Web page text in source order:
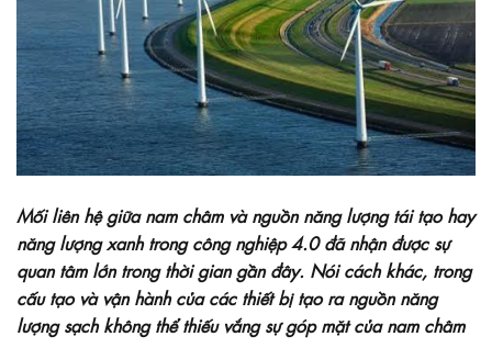
Mối liên hệ giữa nam châm và nguồn năng lượng tái tạo hay
năng lượng xanh trong công nghiệp 4.0 đã nhận được sự
quan tâm lớn trong thời gian gần đây. Nói cách khác, trong
cấu tạo và vận hành của các thiết bị tạo ra nguồn năng
lượng sạch không thể thiếu vắng sự góp mặt của nam châm